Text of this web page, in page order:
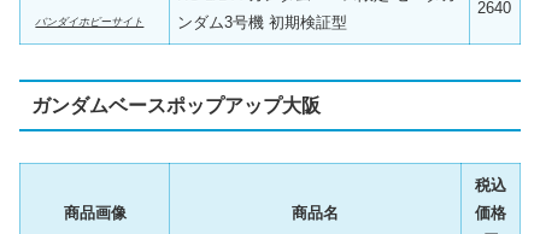
バンダイホビーサイト
ンダム3号機 初期検証型
2640
ガンダムベースポップアップ大阪
商品画像 商品名
税込
価格